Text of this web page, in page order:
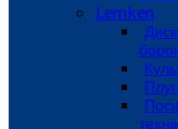
Lemken